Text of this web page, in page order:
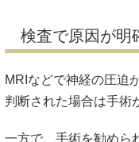
検査で原因が明
MRIなどで神経の圧迫
判断された場合は手術
一方で、手術を勧めら